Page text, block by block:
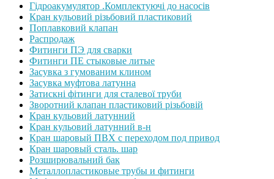
Гідроакумулятор .Комплектуючі до насосів
Кран кульовий різьбовий пластиковий
Поплавковий клапан
Распродаж
Фитинги ПЭ для сварки
Фитинги ПЕ стыковые литые
Засувка з гумованим клином
Засувка муфтова латунна
Затискні фітинги для сталевої труби
Зворотний клапан пластиковий різьбовій
Кран кульовий латунний
Кран кульовий латунний в-н
Кран шаровый ПВХ с переходом под привод
Кран шаровый сталь. шар
Розширювальний бак
Металлопластиковые трубы и фитинги